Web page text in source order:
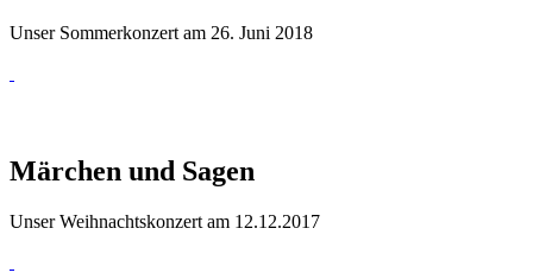
Unser Sommerkonzert am 26. Juni 2018
Märchen und Sagen
Unser Weihnachtskonzert am 12.12.2017